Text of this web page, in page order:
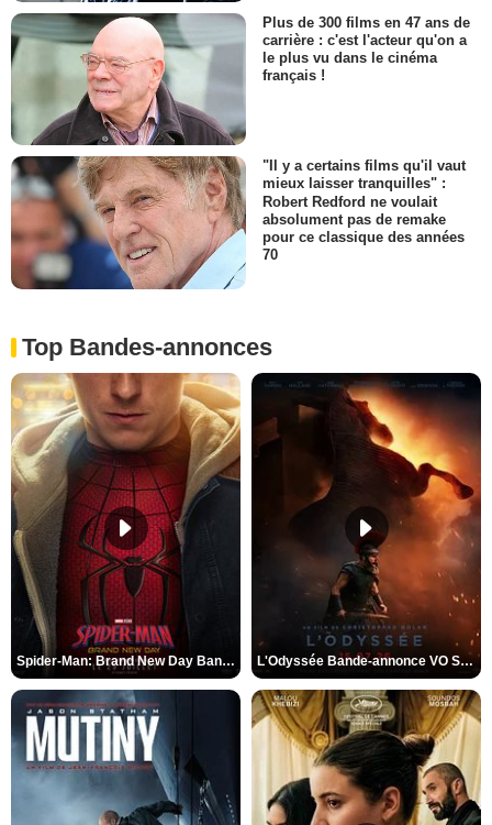
Plus de 300 films en 47 ans de
carrière : c'est l'acteur qu'on a
le plus vu dans le cinéma
français !
"Il y a certains films qu'il vaut
mieux laisser tranquilles" :
Robert Redford ne voulait
absolument pas de remake
pour ce classique des années
70
Top Bandes-annonces
Spider-Man: Brand New Day Bande-annonce VO STFR L'Odyssée Bande-annonce VO STFR